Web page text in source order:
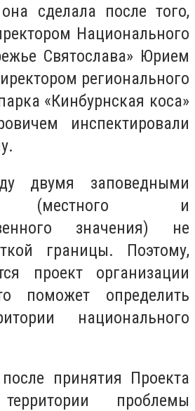
сделала после того,
Национального
Святослава» Юрием
регионального
«Кинбурнская коса»
инспектировали
двумя заповедными
(местного и
значения) не
границы. Поэтому,
проект организации
поможет определить
национального
принятия Проекта
проблемы